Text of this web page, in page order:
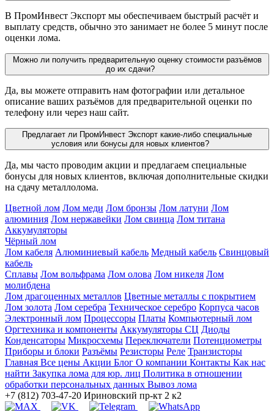
В ПромИнвест Экспорт мы обеспечиваем быстрый расчёт и
выплату средств, обычно это занимает не более 5 минут после
оценки лома.
Можно ли получить предварительную оценку стоимости разъёмов
до их сдачи?
Да, вы можете отправить нам фотографии или детальное
описание ваших разъёмов для предварительной оценки по
телефону или через наш сайт.
Предлагает ли ПромИнвест Экспорт какие-либо специальные
условия или бонусы для новых клиентов?
Да, мы часто проводим акции и предлагаем специальные
бонусы для новых клиентов, включая дополнительные скидки
на сдачу металлолома.
Цветной лом Лом меди Лом бронзы Лом латуни Лом
алюминия Лом нержавейки Лом свинца Лом титана
Аккумуляторы
Чёрный лом
Лом кабеля Алюминиевый кабель Медный кабель Свинцовый
кабель
Сплавы Лом вольфрама Лом олова Лом никеля Лом
молибдена
Лом драгоценных металлов Цветные металлы с покрытием
Лом золота Лом серебра Техническое серебро Корпуса часов
Электронный лом Процессоры Платы Компьютерный лом
Оргтехника и компоненты Аккумуляторы СЦ Диоды
Конденсаторы Микросхемы Переключатели Потенциометры
Приборы и блоки Разъёмы Резисторы Реле Транзисторы
Главная Все цены Акции Блог О компании Контакты Как нас
найти Закупка лома для юр. лиц Политика в отношении
обработки персональных данных Вывоз лома
+7 (812) 703-47-20 Ириновский пр-кт 2 к2